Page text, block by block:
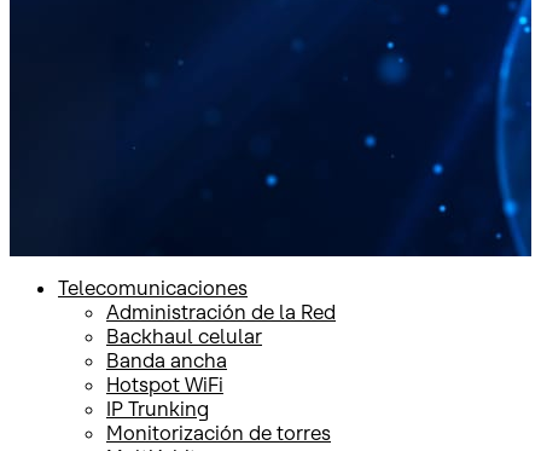
Soluciones y servicios
Telecomunicaciones
Administración de la Red
Backhaul celular
Banda ancha
Hotspot WiFi
IP Trunking
Monitorización de torres